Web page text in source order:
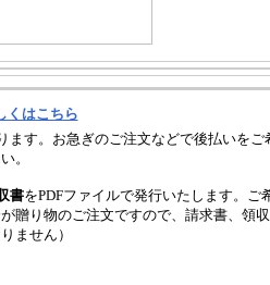
くはこちら
ます。お急ぎのご注文などで後払いをご
。
書をPDFファイルで発行いたします。ご
贈り物のご注文ですので、請求書、領
ません）